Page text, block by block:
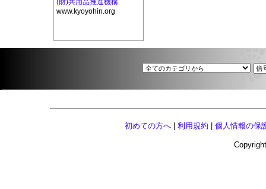
(財)共用品推進機構
www.kyoyohin.org
初めての方へ 利用規約 個人情報の保